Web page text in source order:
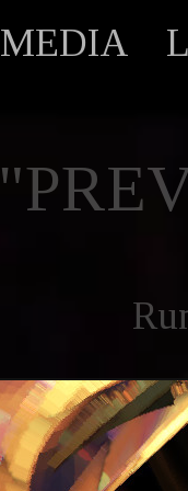
MEDIA